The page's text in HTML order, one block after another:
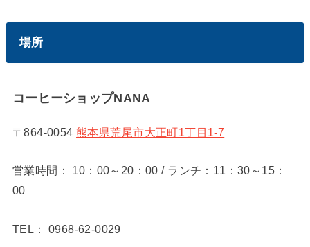
場所
コーヒーショップNANA
〒864-0054 熊本県荒尾市大正町1丁目1-7
営業時間： 10：00～20：00 / ランチ：11：30～15：
00
TEL： 0968-62-0029